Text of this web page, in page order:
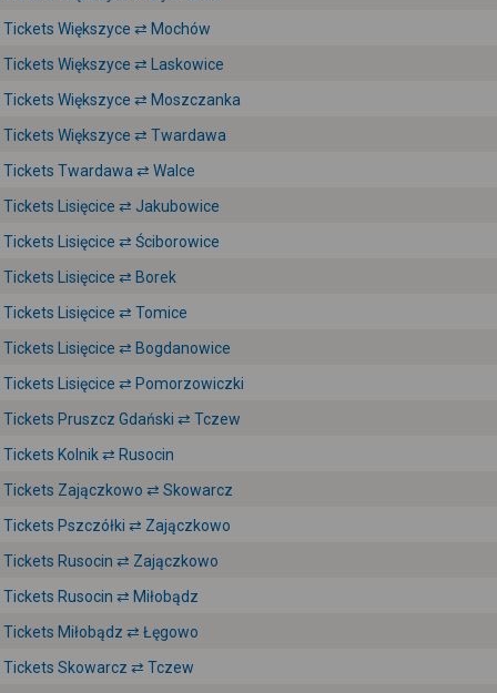
Tickets Większyce ⇄ Mochów
Tickets Większyce ⇄ Laskowice
Tickets Większyce ⇄ Moszczanka
Tickets Większyce ⇄ Twardawa
Tickets Twardawa ⇄ Walce
Tickets Lisięcice ⇄ Jakubowice
Tickets Lisięcice ⇄ Ściborowice
Tickets Lisięcice ⇄ Borek
Tickets Lisięcice ⇄ Tomice
Tickets Lisięcice ⇄ Bogdanowice
Tickets Lisięcice ⇄ Pomorzowiczki
Tickets Pruszcz Gdański ⇄ Tczew
Tickets Kolnik ⇄ Rusocin
Tickets Zajączkowo ⇄ Skowarcz
Tickets Pszczółki ⇄ Zajączkowo
Tickets Rusocin ⇄ Zajączkowo
Tickets Rusocin ⇄ Miłobądz
Tickets Miłobądz ⇄ Łęgowo
Tickets Skowarcz ⇄ Tczew